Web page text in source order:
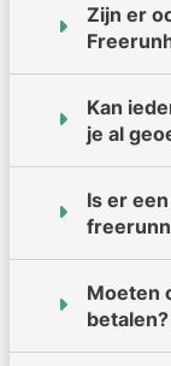
Zijn er
Kan
je al
Is er
Moeten
betalen?